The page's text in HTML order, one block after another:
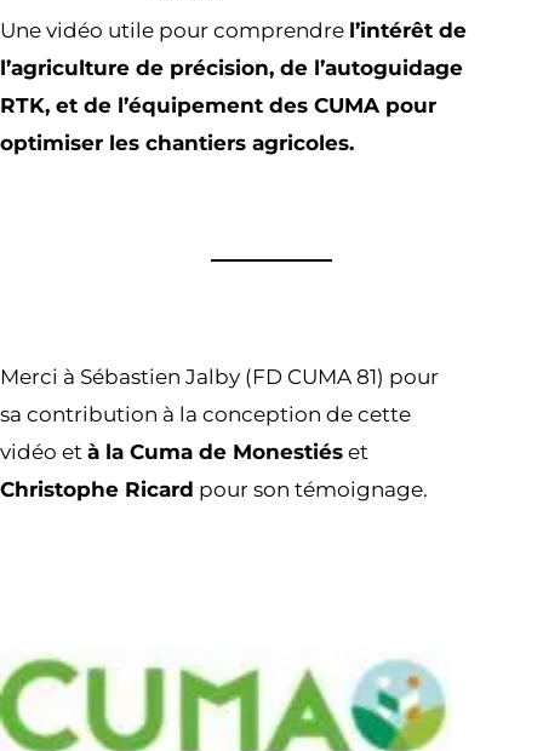
Une vidéo utile pour comprendre l’intérêt de
l’agriculture de précision, de l’autoguidage
RTK, et de l’équipement des CUMA pour
optimiser les chantiers agricoles.
Merci à Sébastien Jalby (FD CUMA 81) pour
sa contribution à la conception de cette
vidéo et à la Cuma de Monestiés et
Christophe Ricard pour son témoignage.